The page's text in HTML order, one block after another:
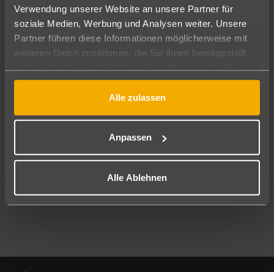
Verwendung unserer Website an unsere Partner für
soziale Medien, Werbung und Analysen weiter. Unsere
Partner führen diese Informationen möglicherweise mit
weiteren Daten zusammen, die Sie ihnen bereitgestellt
gesammelt haben.
Alle zulassen
Anpassen
Alle Ablehnen
Abflughafen
Alle Abflughäfen
09.08.26–07.08.27 7-21 Nächte
Mehr Filter anzeigen